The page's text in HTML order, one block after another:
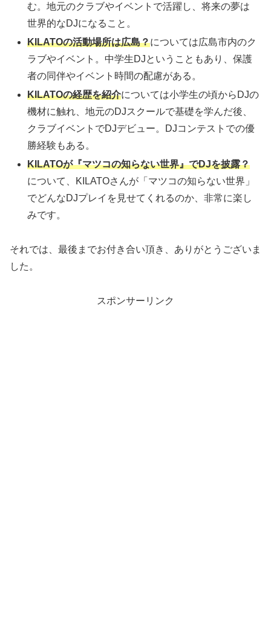
む。地元のクラブやイベントで活躍し、将来の夢は
世界的なDJになること。
KILATOの活動場所は広島？については広島市内のク
ラブやイベント。中学生DJということもあり、保護
者の同伴やイベント時間の配慮がある。
KILATOの経歴を紹介については小学生の頃からDJの
機材に触れ、地元のDJスクールで基礎を学んだ後、
クラブイベントでDJデビュー。DJコンテストでの優
勝経験もある。
KILATOが『マツコの知らない世界』でDJを披露？
について、KILATOさんが「マツコの知らない世界」
でどんなDJプレイを見せてくれるのか、非常に楽し
みです。
それでは、最後までお付き合い頂き、ありがとうございま
した。
スポンサーリンク